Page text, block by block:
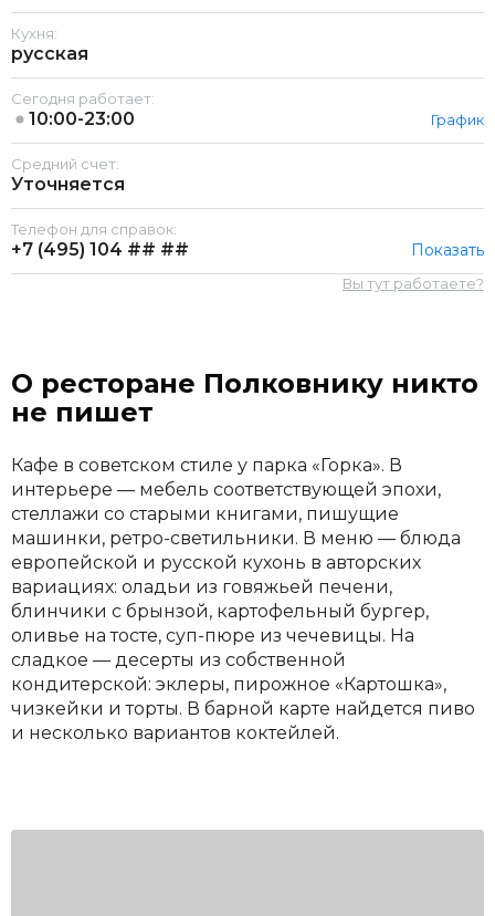
Кухня:
русская
Сегодня работает:
10:00-23:00 График
Средний счет:
Уточняется
Телефон для справок:
+7 (495) 104 ## ## Показать
Вы тут работаете?
О ресторане Полковнику никто
не пишет
Кафе в советском стиле у парка «Горка». В
интерьере — мебель соответствующей эпохи,
стеллажи со старыми книгами, пишущие
машинки, ретро-светильники. В меню — блюда
европейской и русской кухонь в авторских
вариациях: оладьи из говяжьей печени,
блинчики с брынзой, картофельный бургер,
оливье на тосте, суп-пюре из чечевицы. На
сладкое — десерты из собственной
кондитерской: эклеры, пирожное «Картошка»,
чизкейки и торты. В барной карте найдется пиво
и несколько вариантов коктейлей.